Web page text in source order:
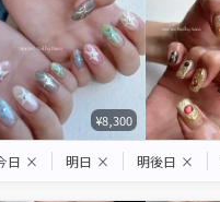
¥8,300
日 × 明日 × 明後日 ×